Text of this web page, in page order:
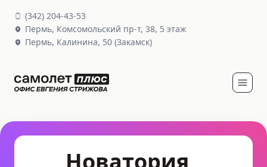
(342) 204-43-53
Пермь, Комсомольский пр-т, 38, 5 этаж
Пермь, Калинина, 50 (Закамск)